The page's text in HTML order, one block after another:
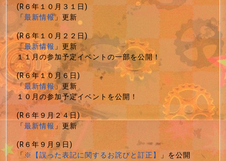
(R６年１０月３１日)
「最新情報」更新
(R６年１０月２２日)
「最新情報」更新
１１月の参加予定イベントの一部を公開！
(R６年１０月６日)
「最新情報」更新
１０月の参加予定イベントを公開！
(R６年９月２４日)
「最新情報」更新
(R６年９月９日)
「※【誤った表記に関するお詫びと訂正】 」を公開